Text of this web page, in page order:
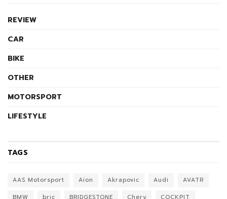
REVIEW
CAR
BIKE
OTHER
MOTORSPORT
LIFESTYLE
TAGS
AAS Motorsport Aion Akrapovic Audi
AVATR